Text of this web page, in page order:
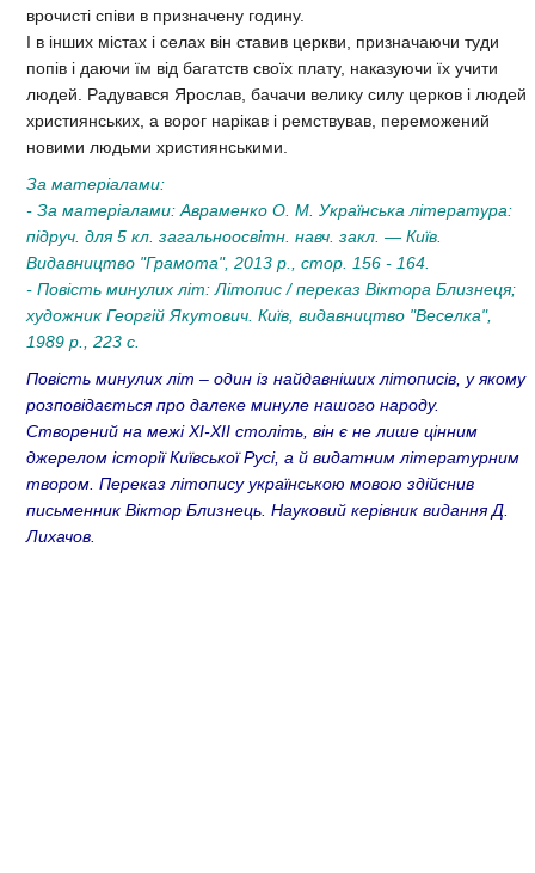
врочисті співи в призначену годину.
І в інших містах і селах він ставив церкви, призначаючи туди
попів і даючи їм від багатств своїх плату, наказуючи їх учити
людей. Радувався Ярослав, бачачи велику силу церков і людей
християнських, а ворог нарікав і ремствував, переможений
новими людьми християнськими.
За матеріалами:
- За матеріалами: Авраменко О. М. Українська література:
підруч. для 5 кл. загальноосвітн. навч. закл. — Київ.
Видавництво "Грамота", 2013 р., стор. 156 - 164.
- Повість минулих літ: Літопис / переказ Віктора Близнеця;
художник Георгій Якутович. Київ, видавництво "Веселка",
1989 р., 223 с.
Повість минулих літ – один із найдавніших літописів, у якому
розповідається про далеке минуле нашого народу.
Створений на межі ХІ-ХІІ століть, він є не лише цінним
джерелом історії Київської Русі, а й видатним літературним
твором. Переказ літопису українською мовою здійснив
письменник Віктор Близнець. Науковий керівник видання Д.
Лихачов.